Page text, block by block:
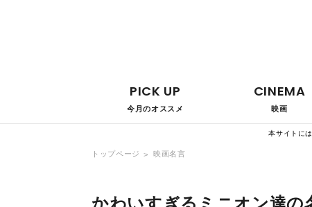
PICK UP
今月のオススメ
CINEMA
映画
本サイトに
トップページ 映画名言
かわいすぎるミニオン達の